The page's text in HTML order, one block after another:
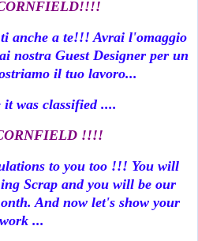
anche a te!!! Avrai l'omaggio
nostra Guest Designer per un
il tuo lavoro...
was classified ....
!!!!
to you too !!! You will
Scrap and you will be our
And now let's show your
work ...